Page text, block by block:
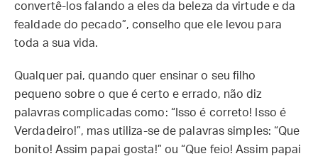
convertê-los falando a eles da beleza da virtude e da
fealdade do pecado”, conselho que ele levou para
toda a sua vida.
Qualquer pai, quando quer ensinar o seu filho
pequeno sobre o que é certo e errado, não diz
palavras complicadas como: “Isso é correto! Isso é
Verdadeiro!”, mas utiliza-se de palavras simples: “Que
bonito! Assim papai gosta!” ou “Que feio! Assim papai